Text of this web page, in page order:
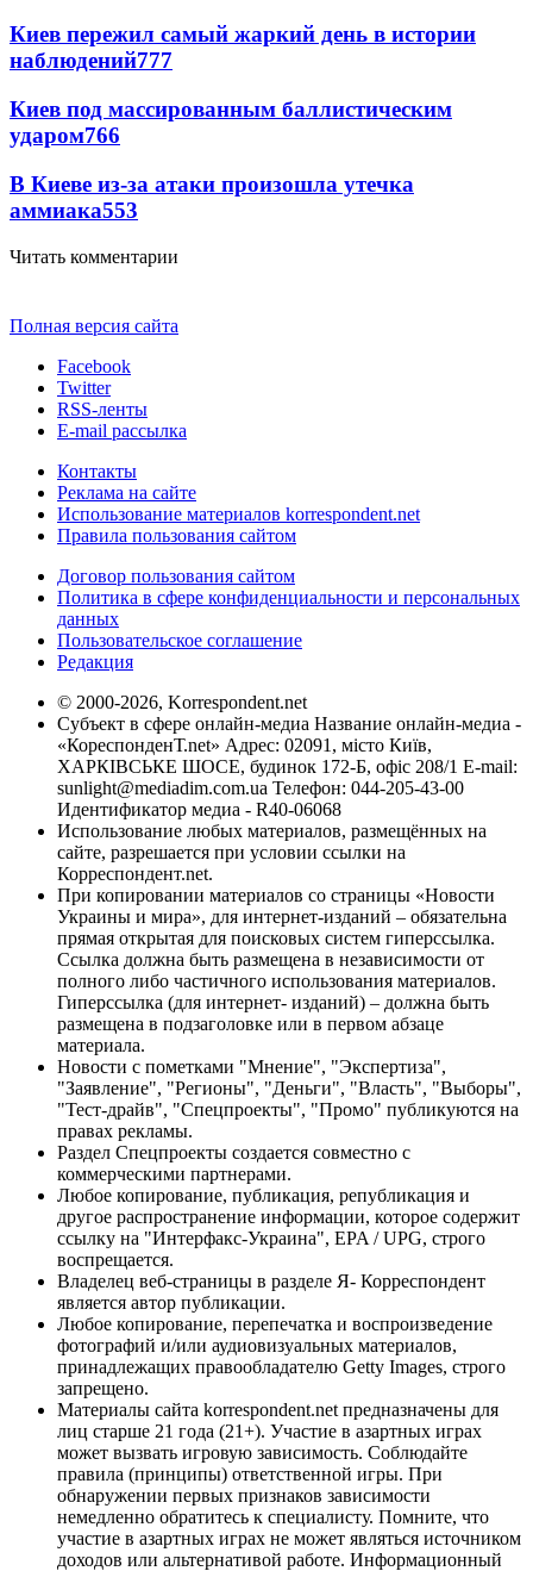
Киев пережил самый жаркий день в истории
наблюдений777
Киев под массированным баллистическим
ударом766
В Киеве из-за атаки произошла утечка
аммиака553
Читать комментарии
Полная версия сайта
Facebook
Twitter
RSS-ленты
E-mail рассылка
Контакты
Реклама на сайте
Использование материалов korrespondent.net
Правила пользования сайтом
Договор пользования сайтом
Политика в сфере конфиденциальности и персональных
данных
Пользовательское соглашение
Редакция
© 2000-2026, Korrespondent.net
Субъект в сфере онлайн-медиа Название онлайн-медиа -
«КореспонденТ.net» Адрес: 02091, місто Київ,
ХАРКІВСЬКЕ ШОСЕ, будинок 172-Б, офіс 208/1 E-mail:
sunlight@mediadim.com.ua Телефон: 044-205-43-00
Идентификатор медиа - R40-06068
Использование любых материалов, размещённых на
сайте, разрешается при условии ссылки на
Корреспондент.net.
При копировании материалов со страницы «Новости
Украины и мира», для интернет-изданий – обязательна
прямая открытая для поисковых систем гиперссылка.
Ссылка должна быть размещена в независимости от
полного либо частичного использования материалов.
Гиперссылка (для интернет- изданий) – должна быть
размещена в подзаголовке или в первом абзаце
материала.
Новости с пометками "Мнение", "Экспертиза",
"Заявление", "Регионы", "Деньги", "Власть", "Выборы",
"Тест-драйв", "Спецпроекты", "Промо" публикуются на
правах рекламы.
Раздел Спецпроекты создается совместно с
коммерческими партнерами.
Любое копирование, публикация, републикация и
другое распространение информации, которое содержит
ссылку на "Интерфакс-Украина", EPA / UPG, строго
воспрещается.
Владелец веб-страницы в разделе Я- Корреспондент
является автор публикации.
Любое копирование, перепечатка и воспроизведение
фотографий и/или аудиовизуальных материалов,
принадлежащих правообладателю Getty Images, строго
запрещено.
Материалы сайта korrespondent.net предназначены для
лиц старше 21 года (21+). Участие в азартных играх
может вызвать игровую зависимость. Соблюдайте
правила (принципы) ответственной игры. При
обнаружении первых признаков зависимости
немедленно обратитесь к специалисту. Помните, что
участие в азартных играх не может являться источником
доходов или альтернативой работе. Информационный